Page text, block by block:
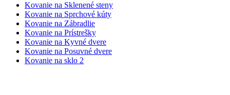
Kovanie na Sklenené steny
Kovanie na Sprchové kúty
Kovanie na Zábradlie
Kovanie na Prístrešky
Kovanie na Kyvné dvere
Kovanie na Posuvné dvere
Kovanie na sklo 2